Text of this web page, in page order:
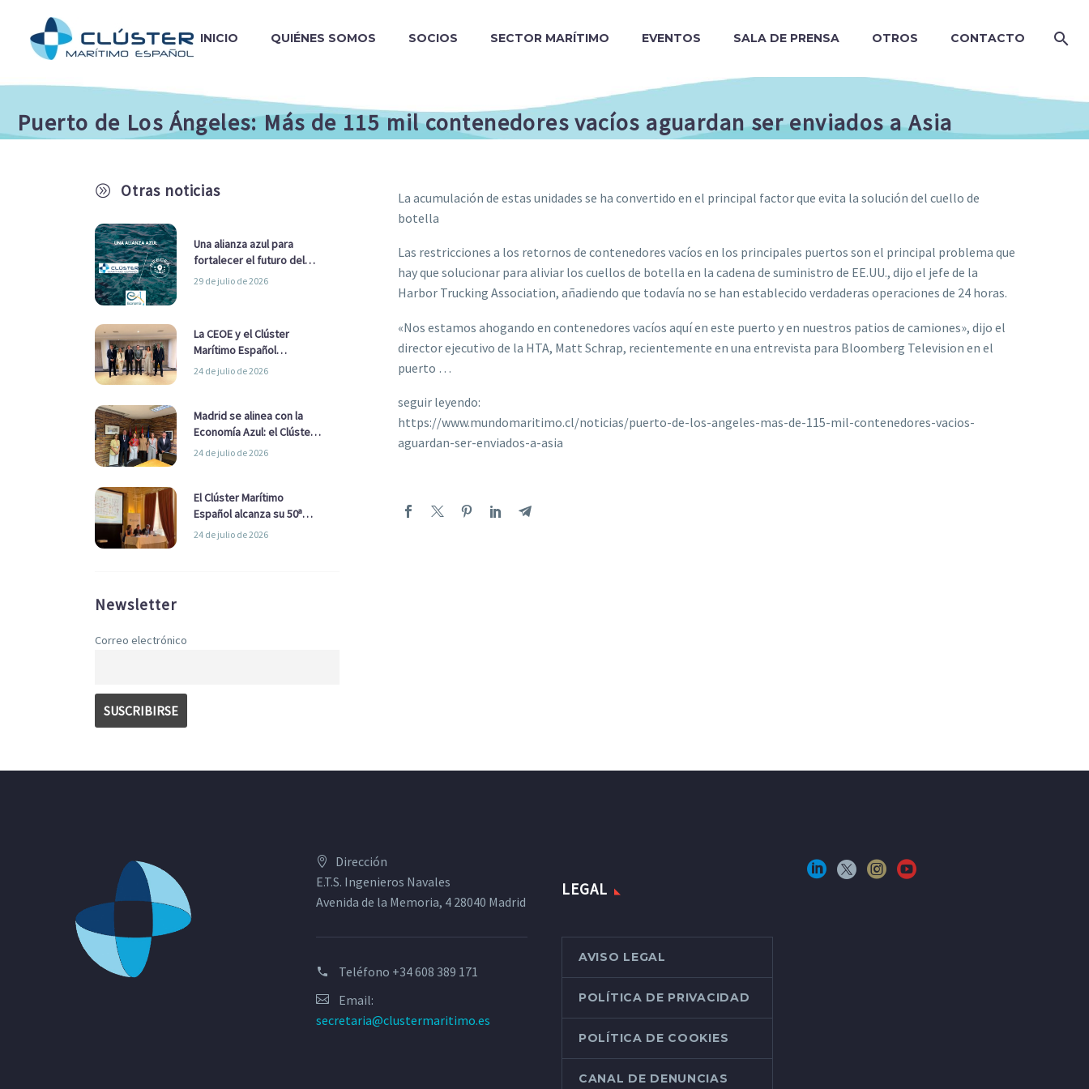
INICIO QUIÉNES SOMOS SOCIOS SECTOR MARÍTIMO EVENTOS SALA DE PRENSA OTROS CONTACTO
Puerto de Los Ángeles: Más de 115 mil contenedores vacíos aguardan ser enviados a Asia
A Otras noticias
Una alianza azul para
fortalecer el futuro del
sector marítimo
29 de julio de 2026
La CEOE y el Clúster
Marítimo Español
refuerzan su alianza para
24 de julio de 2026
Madrid se alinea con la
Economía Azul: el Clúster
Marítimo Español y la Real
Ayuntamiento
24 de julio de 2026
El Clúster Marítimo
Español alcanza su 50ª
Asamblea reafirmando su
24 de julio de 2026
Newsletter
Correo electrónico
La acumulación de estas unidades se ha convertido en el principal factor que evita la solución del cuello de
botella
Las restricciones a los retornos de contenedores vacíos en los principales puertos son el principal problema que
hay que solucionar para aliviar los cuellos de botella en la cadena de suministro de EE.UU., dijo el jefe de la
Harbor Trucking Association, añadiendo que todavía no se han establecido verdaderas operaciones de 24 horas.
«Nos estamos ahogando en contenedores vacíos aquí en este puerto y en nuestros patios de camiones», dijo el
director ejecutivo de la HTA, Matt Schrap, recientemente en una entrevista para Bloomberg Television en el
puerto …
seguir leyendo:
https://www.mundomaritimo.cl/noticias/puerto-de-los-angeles-mas-de-115-mil-contenedores-vacios-
aguardan-ser-enviados-a-asia
Dirección
E.T.S. Ingenieros Navales
Avenida de la Memoria, 4 28040 Madrid
Teléfono +34 608 389 171
Email:
secretaria@clustermaritimo.es
LEGAL
AVISO LEGAL
POLÍTICA DE PRIVACIDAD
POLÍTICA DE COOKIES
CANAL DE DENUNCIAS